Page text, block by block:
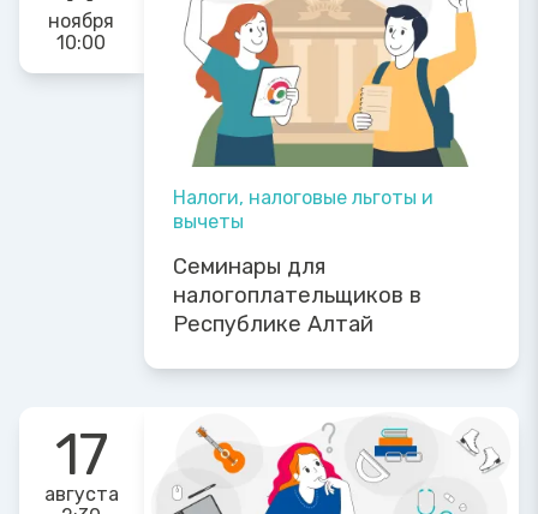
ноября
10:00
Налоги, налоговые льготы и
вычеты
Семинары для
налогоплательщиков в
Республике Алтай
17
августа